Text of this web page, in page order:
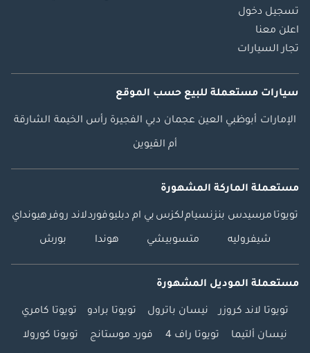
تسجيل دخول
اعلن معنا
تجار السيارات
سيارات مستعملة للبيع حسب الموقع
الإمارات أبوظبي العين عجمان دبي الفجيرة رأس الخيمة الشارقة
أم القيوين
مستعملة الماركة المشهورة
تويوتا مرسيدس بنزنسياملكزس بي ام دبليوفوردلاند روفرهيونداي
شيفروليه متسوبيشي هوندا بورش
مستعملة الموديل المشهورة
تويوتا لاند كروزر نيسان باترول تويوتا برادو تويوتا كامري
نيسان ألتيما تويوتا راف 4 فورد موستانج تويوتا كورولا